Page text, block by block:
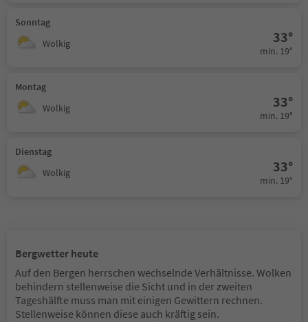
Sonntag
Wolkig
33°
min. 19°
Montag
Wolkig
33°
min. 19°
Dienstag
Wolkig
33°
min. 19°
Bergwetter heute
Auf den Bergen herrschen wechselnde Verhältnisse. Wolken
behindern stellenweise die Sicht und in der zweiten
Tageshälfte muss man mit einigen Gewittern rechnen.
Stellenweise können diese auch kräftig sein.